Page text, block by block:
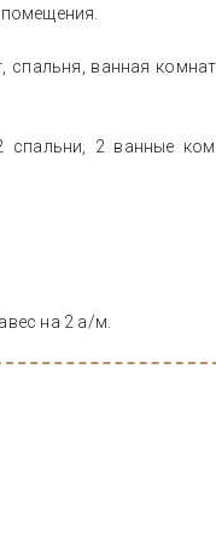
ванная
2 ванные
на 2 а/м.